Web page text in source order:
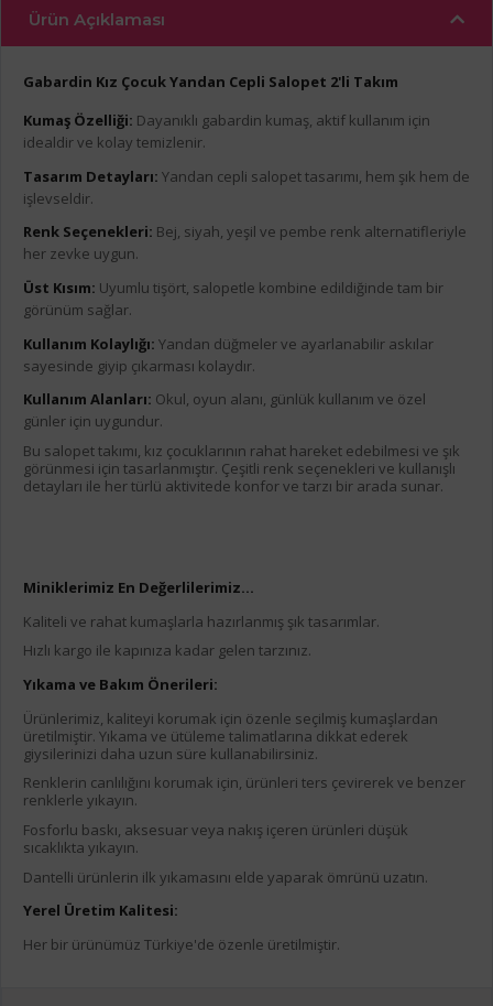
Ürün Açıklaması
Gabardin Kız Çocuk Yandan Cepli Salopet 2'li Takım
Kumaş Özelliği: Dayanıklı gabardin kumaş, aktif kullanım için
idealdir ve kolay temizlenir.
Tasarım Detayları: Yandan cepli salopet tasarımı, hem şık hem de
işlevseldir.
Renk Seçenekleri: Bej, siyah, yeşil ve pembe renk alternatifleriyle
her zevke uygun.
Üst Kısım: Uyumlu tişört, salopetle kombine edildiğinde tam bir
görünüm sağlar.
Kullanım Kolaylığı: Yandan düğmeler ve ayarlanabilir askılar
sayesinde giyip çıkarması kolaydır.
Kullanım Alanları: Okul, oyun alanı, günlük kullanım ve özel
günler için uygundur.
Bu salopet takımı, kız çocuklarının rahat hareket edebilmesi ve şık
görünmesi için tasarlanmıştır. Çeşitli renk seçenekleri ve kullanışlı
detayları ile her türlü aktivitede konfor ve tarzı bir arada sunar.
Miniklerimiz En Değerlilerimiz...
Kaliteli ve rahat kumaşlarla hazırlanmış şık tasarımlar.
Hızlı kargo ile kapınıza kadar gelen tarzınız.
Yıkama ve Bakım Önerileri:
Ürünlerimiz, kaliteyi korumak için özenle seçilmiş kumaşlardan
üretilmiştir. Yıkama ve ütüleme talimatlarına dikkat ederek
giysilerinizi daha uzun süre kullanabilirsiniz.
Renklerin canlılığını korumak için, ürünleri ters çevirerek ve benzer
renklerle yıkayın.
Fosforlu baskı, aksesuar veya nakış içeren ürünleri düşük
sıcaklıkta yıkayın.
Dantelli ürünlerin ilk yıkamasını elde yaparak ömrünü uzatın.
Yerel Üretim Kalitesi:
Her bir ürünümüz Türkiye'de özenle üretilmiştir.